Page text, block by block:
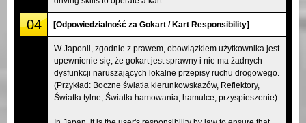
04 [Odpowiedzialność za Gokart / Kart Responsibility]
W Japonii, zgodnie z prawem, obowiązkiem użytkownika jest
upewnienie się, że gokart jest sprawny i nie ma żadnych
dysfunkcji naruszających lokalne przepisy ruchu drogowego.
(Przykład: Boczne światła kierunkowskazów, Reflektory,
Światła tylne, Światła hamowania, hamulce, przyspieszenie)